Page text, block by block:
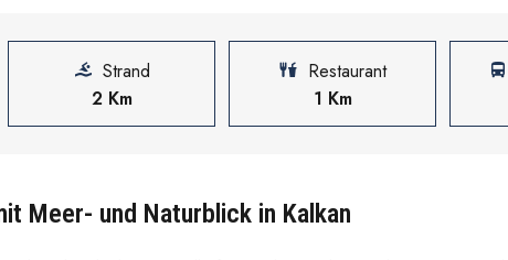
Strand
2 Km
Restaurant
1 Km
Meer- und Naturblick in Kalkan